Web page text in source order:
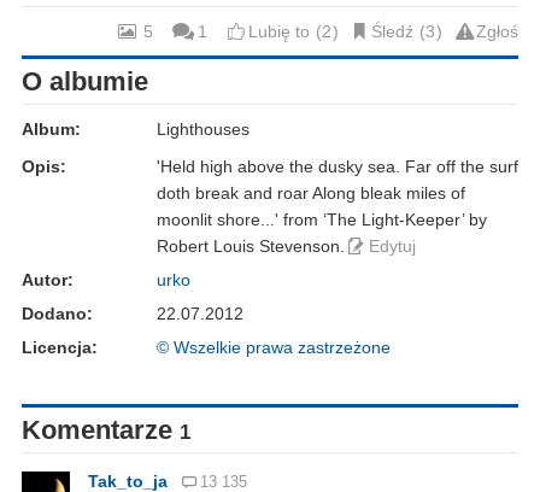
5 1 Lubię to 2 Śledź 3 Zgłoś
O albumie
Album:
Lighthouses
Opis:
'Held high above the dusky sea. Far off the surf
doth break and roar Along bleak miles of
moonlit shore...' from ‘The Light-Keeper’ by
Robert Louis Stevenson.
Edytuj
Autor:
urko
Dodano:
22.07.2012
Licencja:
© Wszelkie prawa zastrzeżone
Komentarze 1
Tak_to_ja
13 135